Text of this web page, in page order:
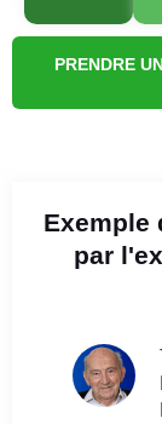
PRENDRE
Exemple
par